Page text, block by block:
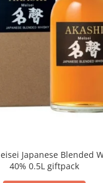
Japanese Blended
40% 0.5L giftpack